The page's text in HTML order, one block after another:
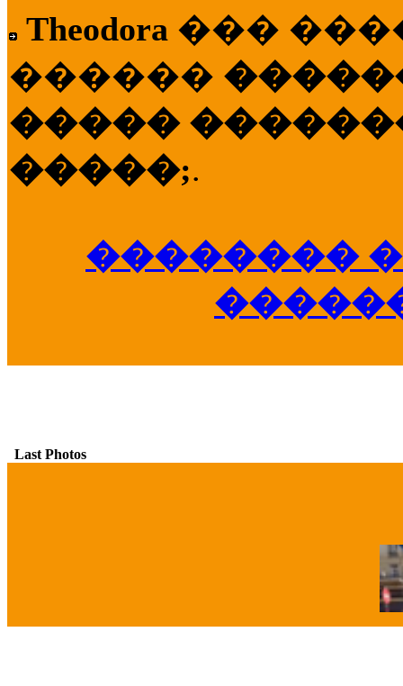
Theodora ���
������
�����
�����;.
��������
Last Photos